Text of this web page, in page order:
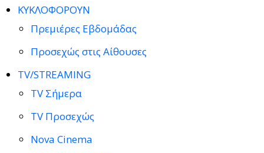
ΚΥΚΛΟΦΟΡΟΥΝ
Πρεμιέρες Εβδομάδας
Προσεχώς στις Αίθουσες
TV/STREAMING
TV Σήμερα
TV Προσεχώς
Nova Cinema